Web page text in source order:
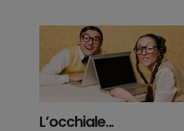
L’occhiale…